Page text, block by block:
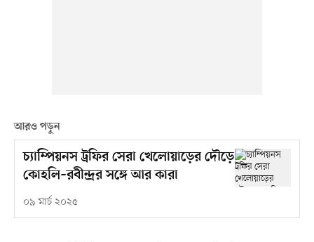
আরও পড়ুন
চ্যাম্পিয়নস ট্রফির সেরা খেলোয়াড়ের দৌড়ে
কোহলি–রবীন্দ্রর সঙ্গে আর কারা
০৯ মার্চ ২০২৫